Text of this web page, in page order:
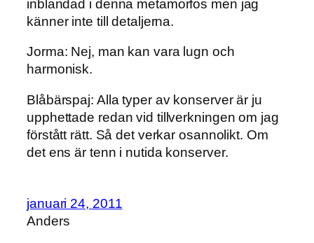
inblandad i denna metamorfos men jag
känner inte till detaljerna.
Jorma: Nej, man kan vara lugn och
harmonisk.
Blåbärspaj: Alla typer av konserver är ju
upphettade redan vid tillverkningen om jag
förstått rätt. Så det verkar osannolikt. Om
det ens är tenn i nutida konserver.
januari 24, 2011
Anders